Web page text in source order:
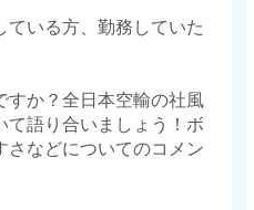
ている方、勤務していた
すか？全日本空輸の社風
て語り合いましょう！ボ
さなどについてのコメン